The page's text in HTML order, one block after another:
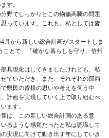
す。
野でしっかりとこの物価高騰の問題
っています。これも、私としては皆
から新しい総合計画がスタートしま
とで、「確かな暮らしを守り、信州
具現化はしてきましたけれども、私
ていただき、また、それぞれの部局
県民の皆様の思いや考えを伺う中
計画を実現していく上で取り組むべ
ます。
は、この新しい総合計画のある意
るような感覚だったと私は認識して
実現に向けて動き出す年にしていき